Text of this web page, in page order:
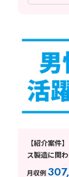
【紹介案件
ス製造に関
岡山県赤磐
月収例